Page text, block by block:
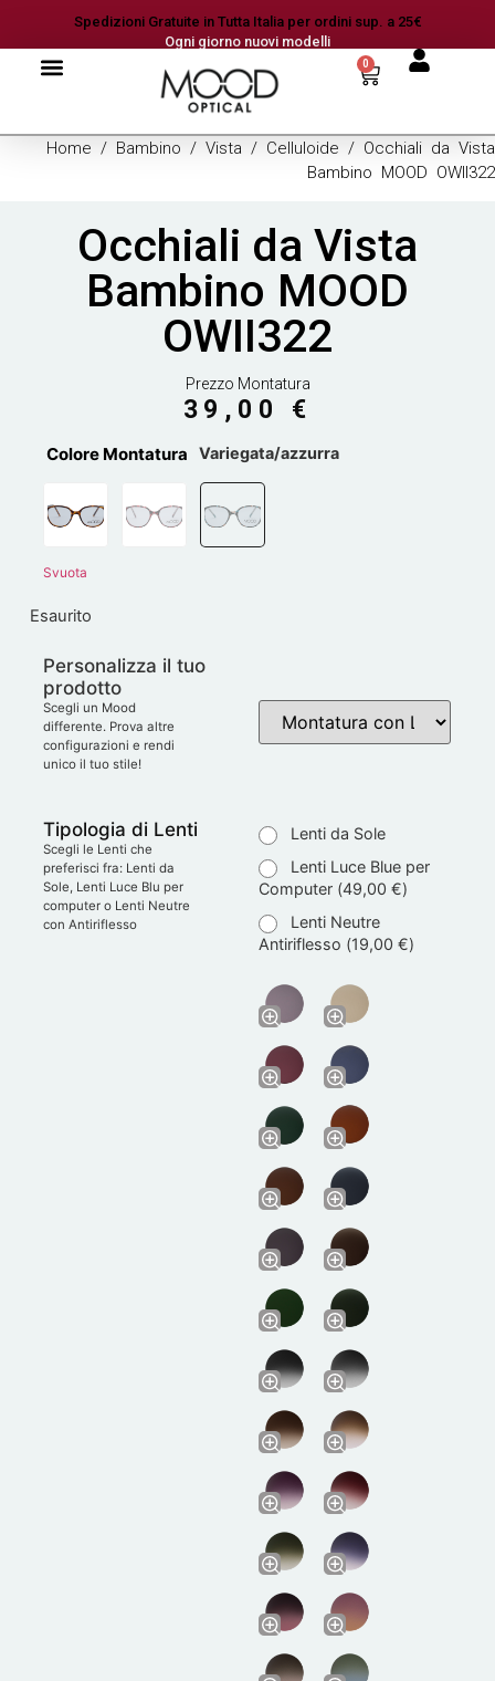
Spedizioni Gratuite in Tutta Italia per ordini sup. a 25€
Ogni giorno nuovi modelli
0
Home / Bambino / Vista / Celluloide / Occhiali da Vista
Bambino MOOD OWII322
Occhiali da Vista
Bambino MOOD
OWII322
Prezzo Montatura
39,00 €
Colore Montatura Variegata/azzurra
Svuota
Esaurito
Personalizza il tuo
prodotto
Scegli un Mood
differente. Prova altre
configurazioni e rendi
unico il tuo stile!
Tipologia di Lenti
Scegli le Lenti che
preferisci fra: Lenti da
Sole, Lenti Luce Blu per
computer o Lenti Neutre
con Antiriflesso
Lenti da Sole
Lenti Luce Blue per
Computer (49,00 €)
Lenti Neutre
Antiriflesso (19,00 €)